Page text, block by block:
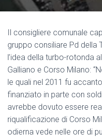
Il consigliere comunale
gruppo consiliare Pd della
l’idea della turbo-rotonda
Galliano e Corso Milano:
le quali nel 2011 fu
finanziato in parte con
avrebbe dovuto essere
riqualificazione di Corso
odierna vede nelle ore di